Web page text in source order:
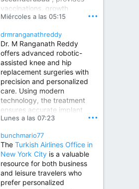
www.drkrishnakishore.com
vaccinations, growth
monitoring, newborn care,
illnesses, nutrition guidance,
and preventive healthcare in
a child-friendly environment.
Children Hospital in Secunderabad | Best Pediatrician in Hyderabad | Neonatologist in Medchal
Our pediatrician and
Neonatologist team at...
www.srianaghaclinic.com
Miércoles a las 05:15 •••
drmranganathreddy
Dr. M Ranganath Reddy
offers advanced robotic-
assisted knee and hip
replacement surgeries with
precision and personalized
care. Using modern
technology, the treatment
ensures accurate implant
placement, reduced pain,
improved joint function,
helping patients return to an
active and comfortable
lifestyle.
Lunes a las 07:23 •••
bunchmario77
The Turkish Airlines Office in
New York City is a valuable
resource for both business
and leisure travelers who
prefer personalized